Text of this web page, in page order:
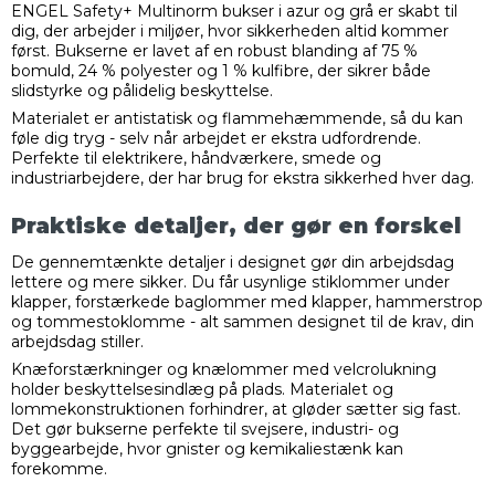
ENGEL Safety+ Multinorm bukser i azur og grå er skabt til
dig, der arbejder i miljøer, hvor sikkerheden altid kommer
først. Bukserne er lavet af en robust blanding af 75 %
bomuld, 24 % polyester og 1 % kulfibre, der sikrer både
slidstyrke og pålidelig beskyttelse.
Materialet er antistatisk og flammehæmmende, så du kan
føle dig tryg - selv når arbejdet er ekstra udfordrende.
Perfekte til elektrikere, håndværkere, smede og
industriarbejdere, der har brug for ekstra sikkerhed hver dag.
Praktiske detaljer, der gør en forskel
De gennemtænkte detaljer i designet gør din arbejdsdag
lettere og mere sikker. Du får usynlige stiklommer under
klapper, forstærkede baglommer med klapper, hammerstrop
og tommestoklomme - alt sammen designet til de krav, din
arbejdsdag stiller.
Knæforstærkninger og knælommer med velcrolukning
holder beskyttelsesindlæg på plads. Materialet og
lommekonstruktionen forhindrer, at gløder sætter sig fast.
Det gør bukserne perfekte til svejsere, industri- og
byggearbejde, hvor gnister og kemikaliestænk kan
forekomme.